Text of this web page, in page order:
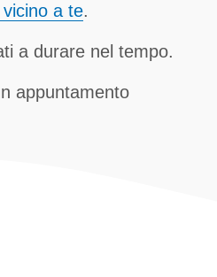
a te.
a durare nel tempo.
appuntamento